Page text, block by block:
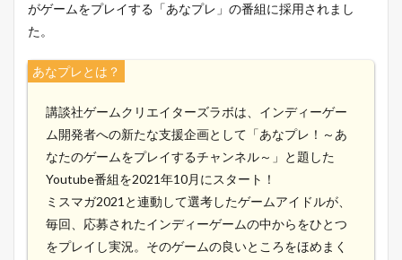
がゲームをプレイする「あなプレ」の番組に採用されまし
た。
あなプレとは？
講談社ゲームクリエイターズラボは、インディーゲー
ム開発者への新たな支援企画として「あなプレ！～あ
なたのゲームをプレイするチャンネル～」と題した
Youtube番組を2021年10月にスタート！
ミスマガ2021と連動して選考したゲームアイドルが、
毎回、応募されたインディーゲームの中からをひとつ
をプレイし実況。そのゲームの良いところをほめまく